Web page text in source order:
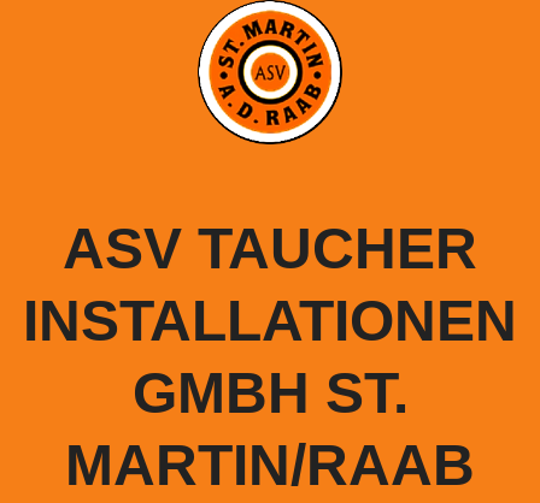
ASV TAUCHER
INSTALLATIONEN
GMBH ST.
MARTIN/RAAB